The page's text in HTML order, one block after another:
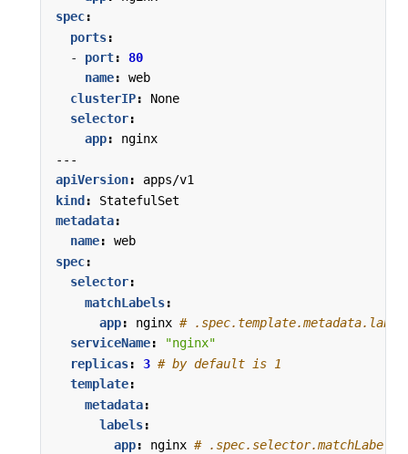
spec:
ports:
- port:
80
name:
web
clusterIP:
None
selector:
app:
nginx
---
apiVersion:
apps/v1
kind :
StatefulSet
metadata:
name:
web
spec:
selector:
matchLabels:
app: nginx # .spec.template.metadata.labels
serviceName:
"nginx"
replicas: 3 # by default is 1
template:
metadata:
labels:
app: nginx # .spec.selector.matchLabelsの